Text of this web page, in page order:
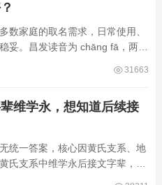
数家庭的取名需求，日常使用、
妥。昌发读音为 chāng fā，两个
为兴盛、繁茂，发字核心指向发
31663
维学永，想知道后续接
统一答案，核心因黄氏支系、地
氏支系中维学永后接文字辈，完